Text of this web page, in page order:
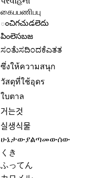
கைபபணிபபு
ంచిగచుడలెదు
పింలెసబజ
ಸಂತೆುಸದಿಂದಕೆಎತತ
ซึ่งให้ความสนุก
วัสดุที่ใช้อุดร
ใบตาล
거는것
실생식물
ሁኔታውያልጣመውሰው
くき
ふってん